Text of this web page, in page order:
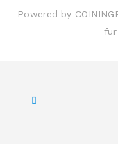
Powered by
für